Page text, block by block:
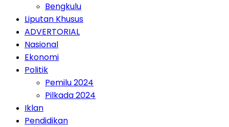
Bengkulu
Liputan Khusus
ADVERTORIAL
Nasional
Ekonomi
Politik
Pemilu 2024
Pilkada 2024
Iklan
Pendidikan